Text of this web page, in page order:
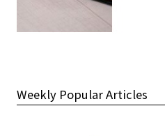
Weekly Popular Articles